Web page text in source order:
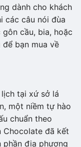
dành cho khách
các câu nói đùa
cầu, bia, hoặc
bạn mua về
tại xứ sở lá
một niềm tự hào
chuẩn theo
Chocolate đã kết
phần địa phương